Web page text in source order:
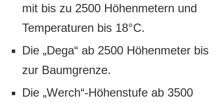
mit bis zu 2500 Höhenmetern und
Temperaturen bis 18°C.
Die „Dega“ ab 2500 Höhenmeter bis
zur Baumgrenze.
Die „Werch“-Höhenstufe ab 3500